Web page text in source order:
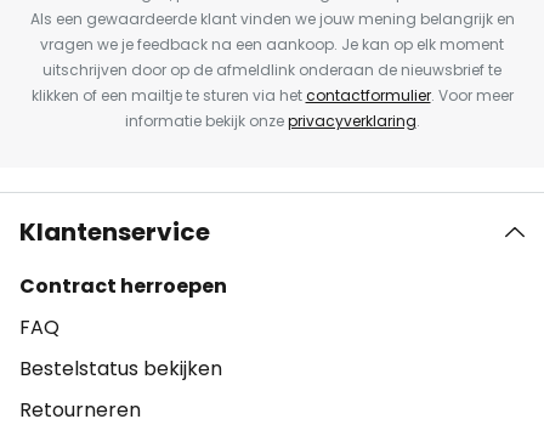
Als een gewaardeerde klant vinden we jouw mening belangrijk en
vragen we je feedback na een aankoop. Je kan op elk moment
uitschrijven door op de afmeldlink onderaan de nieuwsbrief te
klikken of een mailtje te sturen via hetcontactformulier. Voor meer
informatie bekijk onzeprivacyverklaring.
Klantenservice
Contract herroepen
FAQ
Bestelstatus bekijken
Retourneren